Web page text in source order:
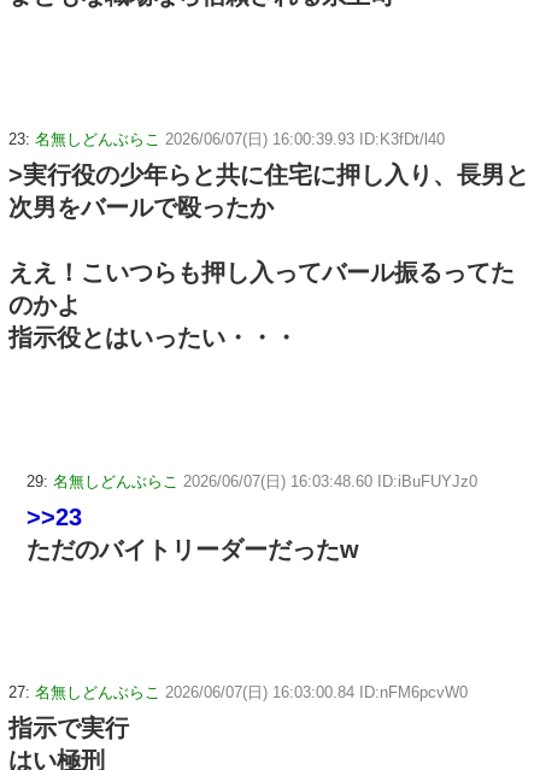
23: 名無しどんぶらこ 2026/06/07(日) 16:00:39.93 ID:K3fDt/l40
>実行役の少年らと共に住宅に押し入り、長男と
次男をバールで殴ったか
ええ！こいつらも押し入ってバール振るってた
のかよ
指示役とはいったい・・・
29: 名無しどんぶらこ 2026/06/07(日) 16:03:48.60 ID:iBuFUYJz0
>>23
ただのバイトリーダーだったw
27: 名無しどんぶらこ 2026/06/07(日) 16:03:00.84 ID:nFM6pcvW0
指示で実行
はい極刑